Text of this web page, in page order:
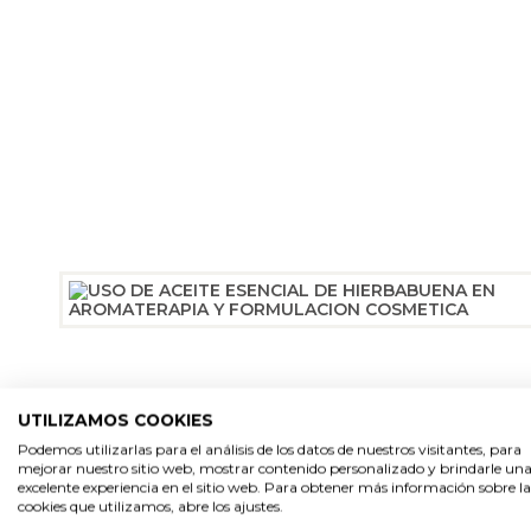
UTILIZAMOS COOKIES
Podemos utilizarlas para el análisis de los datos de nuestros visitantes, para
mejorar nuestro sitio web, mostrar contenido personalizado y brindarle una
excelente experiencia en el sitio web. Para obtener más información sobre
cookies que utilizamos, abre los ajustes.